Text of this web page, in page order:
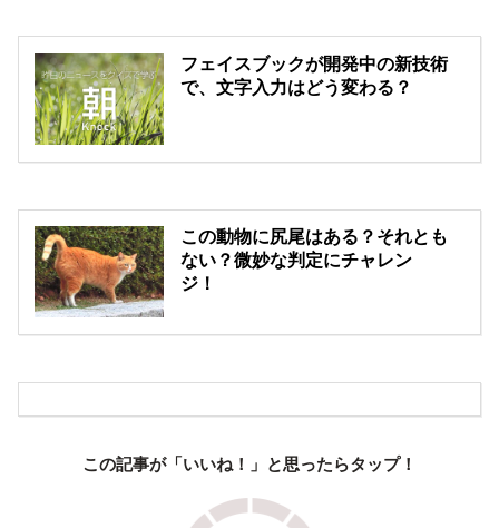
フェイスブックが開発中の新技術
で、文字入力はどう変わる？
この動物に尻尾はある？それとも
ない？微妙な判定にチャレン
ジ！
この記事が「いいね！」と思ったらタップ！